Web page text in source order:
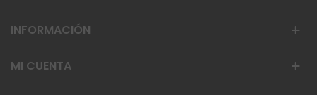
INFORMACIÓN
MI CUENTA